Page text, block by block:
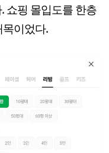
쇼핑 몰입도를 한층
이었다.